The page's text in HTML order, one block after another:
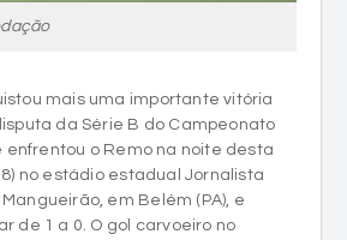
mais uma importante vitória
da Série B do Campeonato
enfrentou o Remo na noite desta
no estádio estadual Jornalista
em Belém (PA), e
de 1 a 0. O gol carvoeiro no